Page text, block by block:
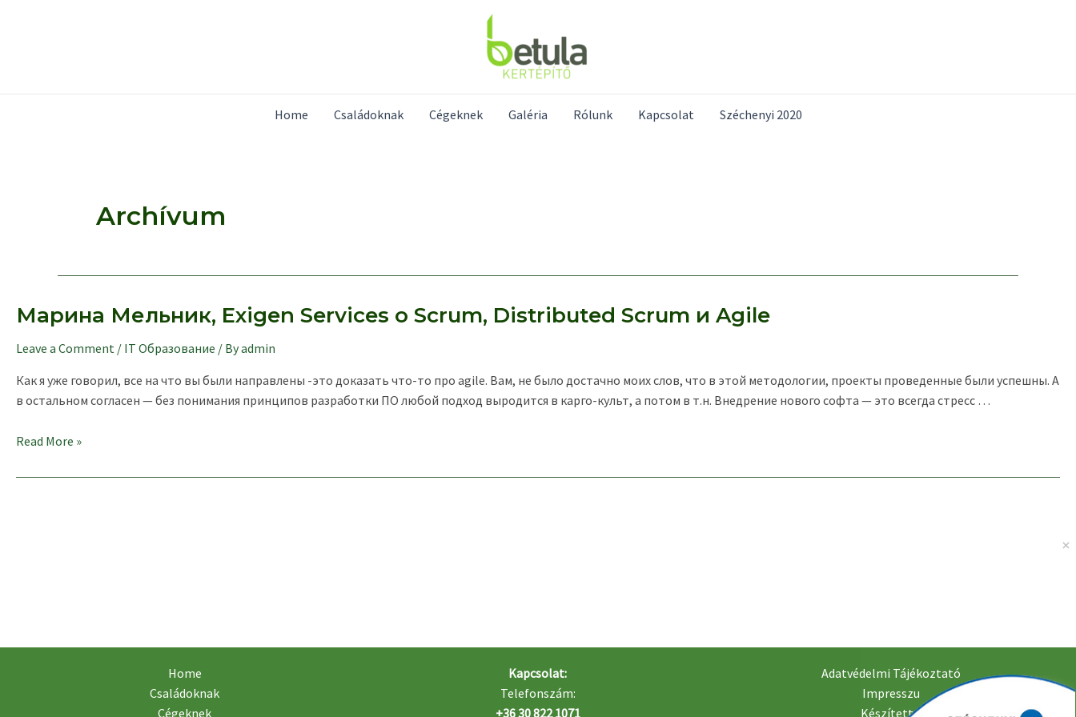
Home Családoknak Cégeknek Galéria Rólunk Kapcsolat Széchenyi 2020
Archívum
Марина Мельник, Exigen Services о Scrum, Distributed Scrum и Agile
Leave a Comment / IT Образование / Byadmin
Как я уже говорил, все на что вы были направлены -это доказать что-то про agile. Вам, не было достачно моих слов, что в этой методологии, проекты проведенные были успешны. А
в остальном согласен — без понимания принципов разработки ПО любой подход выродится в карго-культ, а потом в т.н. Внедрение нового софта — это всегда стресс …
Марина
Exigen
Read More »
Home
Családoknak
Cégeknek
Kapcsolat:
Telefonszám:
+36 30 822 1071
Adatvédelmi Tájékoztató
Impresszu
Készítette: